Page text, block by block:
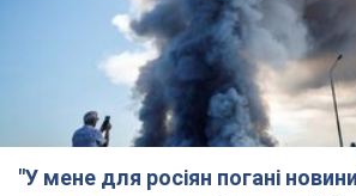
"У мене для росіян погані